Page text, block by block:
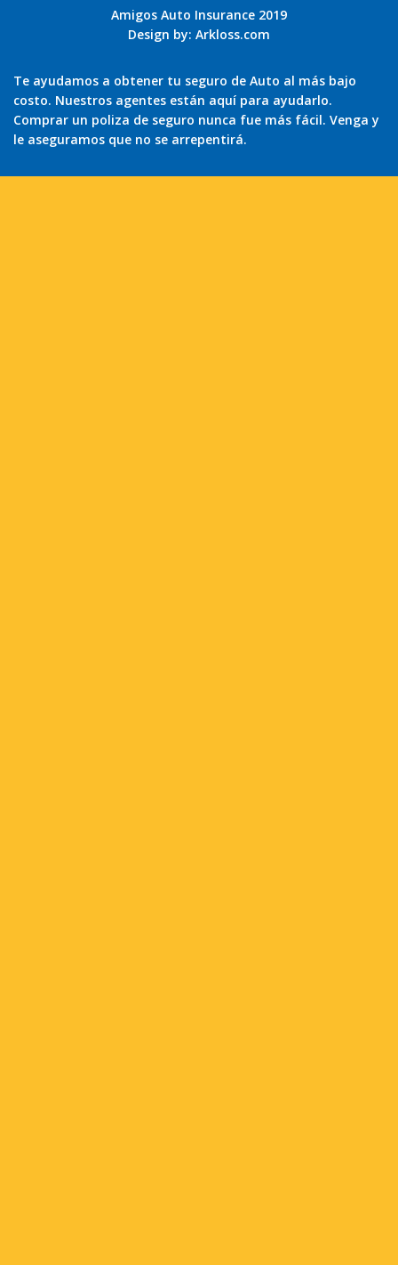
Amigos Auto Insurance 2019
Design by: Arkloss.com
Te ayudamos a obtener tu seguro de Auto al más bajo
costo. Nuestros agentes están aquí para ayudarlo.
Comprar un poliza de seguro nunca fue más fácil. Venga y
le aseguramos que no se arrepentirá.